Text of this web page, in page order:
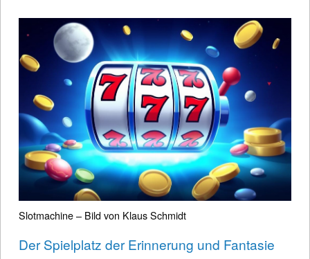
Slotmachine – Bild von Klaus Schmidt
Der Spielplatz der Erinnerung und Fantasie